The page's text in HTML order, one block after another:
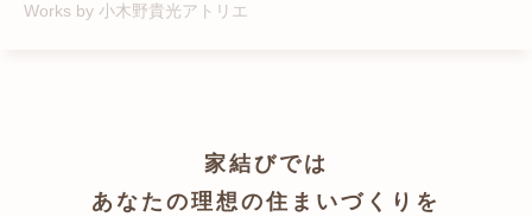
Works by 小木野貴光アトリエ
家結びでは
あなたの理想の住まいづくりを